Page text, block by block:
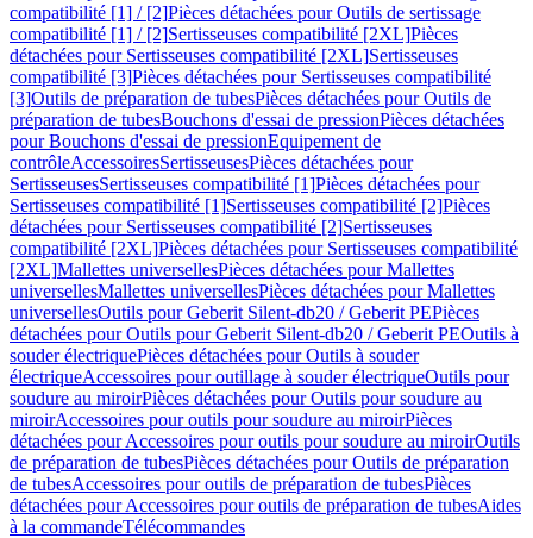
compatibilité [1] / [2]Pièces détachées pour Outils de sertissage
compatibilité [1] / [2]Sertisseuses compatibilité [2XL]Pièces
détachées pour Sertisseuses compatibilité [2XL]Sertisseuses
compatibilité [3]Pièces détachées pour Sertisseuses compatibilité
[3]Outils de préparation de tubesPièces détachées pour Outils de
préparation de tubesBouchons d'essai de pressionPièces détachées
pour Bouchons d'essai de pressionEquipement de
contrôleAccessoiresSertisseusesPièces détachées pour
SertisseusesSertisseuses compatibilité [1]Pièces détachées pour
Sertisseuses compatibilité [1]Sertisseuses compatibilité [2]Pièces
détachées pour Sertisseuses compatibilité [2]Sertisseuses
compatibilité [2XL]Pièces détachées pour Sertisseuses compatibilité
[2XL]Mallettes universellesPièces détachées pour Mallettes
universellesMallettes universellesPièces détachées pour Mallettes
universellesOutils pour Geberit Silent-db20 / Geberit PEPièces
détachées pour Outils pour Geberit Silent-db20 / Geberit PEOutils à
souder électriquePièces détachées pour Outils à souder
électriqueAccessoires pour outillage à souder électriqueOutils pour
soudure au miroirPièces détachées pour Outils pour soudure au
miroirAccessoires pour outils pour soudure au miroirPièces
détachées pour Accessoires pour outils pour soudure au miroirOutils
de préparation de tubesPièces détachées pour Outils de préparation
de tubesAccessoires pour outils de préparation de tubesPièces
détachées pour Accessoires pour outils de préparation de tubesAides
à la commandeTélécommandes